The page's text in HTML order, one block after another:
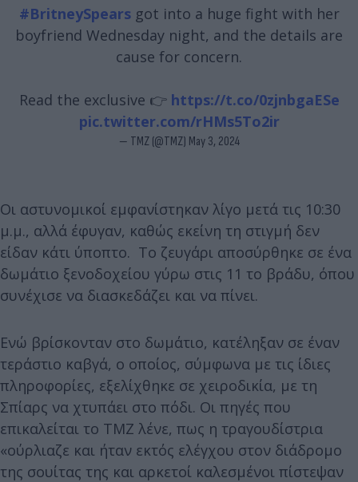
#BritneySpearsgot into a huge fight with her
boyfriend Wednesday night, and the details are
cause for concern.
Read the exclusive 👉 https://t.co/0zjnbgaESe
pic.twitter.com/rHMs5To2ir
— TMZ (@TMZ) May 3, 2024
Οι αστυνομικοί εμφανίστηκαν λίγο μετά τις 10:30
μ.μ., αλλά έφυγαν, καθώς εκείνη τη στιγμή δεν
είδαν κάτι ύποπτο. Το ζευγάρι αποσύρθηκε σε ένα
δωμάτιο ξενοδοχείου γύρω στις 11 το βράδυ, όπου
συνέχισε να διασκεδάζει και να πίνει.
Ενώ βρίσκονταν στο δωμάτιο, κατέληξαν σε έναν
τεράστιο καβγά, ο οποίος, σύμφωνα με τις ίδιες
πληροφορίες, εξελίχθηκε σε χειροδικία, με τη
Σπίαρς να χτυπάει στο πόδι. Οι πηγές που
επικαλείται το TMZ λένε, πως η τραγουδίστρια
«ούρλιαζε και ήταν εκτός ελέγχου στον διάδρομο
της σουίτας της και αρκετοί καλεσμένοι πίστεψαν